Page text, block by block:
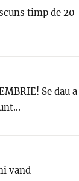
timp de 20
Se dau a
vand